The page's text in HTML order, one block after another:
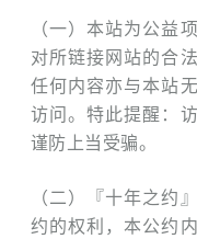
（一）本站为公益
对所链接网站的合
任何内容亦与本站
访问。特此提醒：
谨防上当受骗。
（二）『十年之约
约的权利，本公约